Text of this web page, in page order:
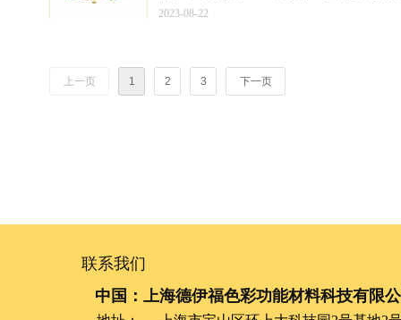
进行重点剖析与比较。本文希望以数据为
2023-08-22
上一页 1 2 3 下一页
联系我们
中国：上海德伊福色彩功能材料科技有限